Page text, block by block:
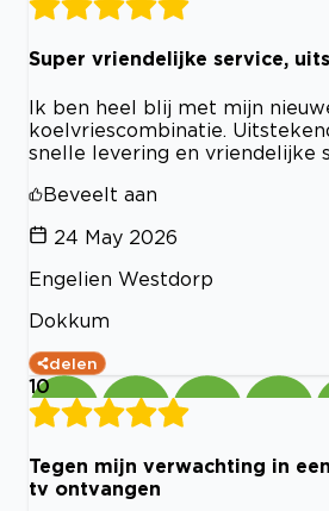
Super vriendelijke service,
Ik ben heel blij met mijn
koelvriescombinatie.
snelle levering en vriendelijke
Beveelt aan
24 May 2026
Engelien Westdorp
Dokkum
delen
10
Tegen mijn verwachting in
tv ontvangen